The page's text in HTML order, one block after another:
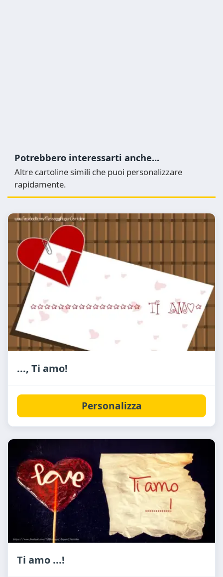
Potrebbero interessarti anche...
Altre cartoline simili che puoi personalizzare
rapidamente.
..., Ti amo!
Personalizza
Ti amo ...!